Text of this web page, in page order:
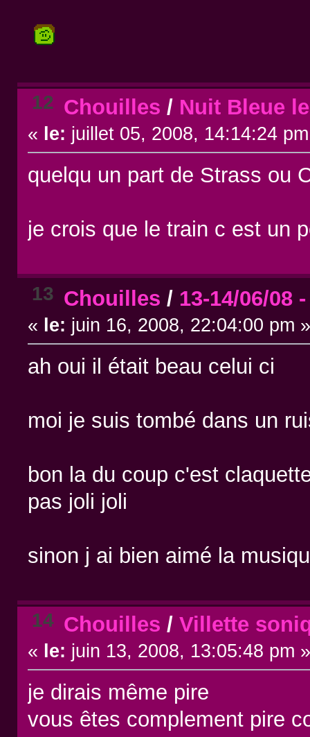
12 Chouilles / Nuit Bleue
« le: juillet 05, 2008, 14:14:24
quelqu un part de Strass ou
je crois que le train c est un
13 Chouilles / 13-14/06/08
« le: juin 16, 2008, 22:04:00 pm
ah oui il était beau celui ci
moi je suis tombé dans un
bon la du coup c'est
pas joli joli
sinon j ai bien aimé la
14 Chouilles / Villette
« le: juin 13, 2008, 13:05:48 pm
je dirais même pire
vous êtes complement pire